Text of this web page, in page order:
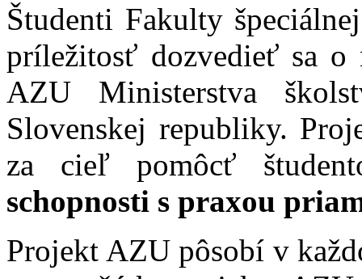
Študenti Fakulty
príležitosť dozvedieť sa
AZU Ministerstva
Slovenskej republiky.
za cieľ pomôcť
schopnosti s praxou
Projekt AZU pôsobí v